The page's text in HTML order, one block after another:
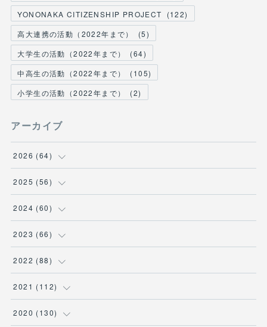
YONONAKA CITIZENSHIP PROJECT
(122)
高大連携の活動（2022年まで）
(5)
大学生の活動（2022年まで）
(64)
中高生の活動（2022年まで）
(105)
小学生の活動（2022年まで）
(2)
アーカイブ
2026 (64)
(2)
(6)
(9)
( 11
2025 (56)
(1)
(2)
(1)
( 5 )
2024 (60)
(12
(13
( 12)
( 4 )
2023 (66)
(1)
( 5 )
(2)
2022 (88)
( 12)
(6)
2021 (112)
(7)
2020 (130)